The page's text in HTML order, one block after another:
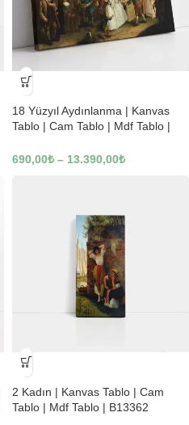
-23%
18 Yüzyıl Aydınlanma | Kanvas
Tablo | Cam Tablo | Mdf Tablo |
690,00₺ – 13.390,00₺
-23%
2 Kadın | Kanvas Tablo | Cam
Tablo | Mdf Tablo | B13362